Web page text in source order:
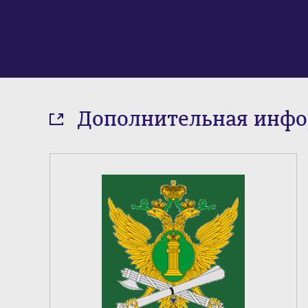
Дополнительная